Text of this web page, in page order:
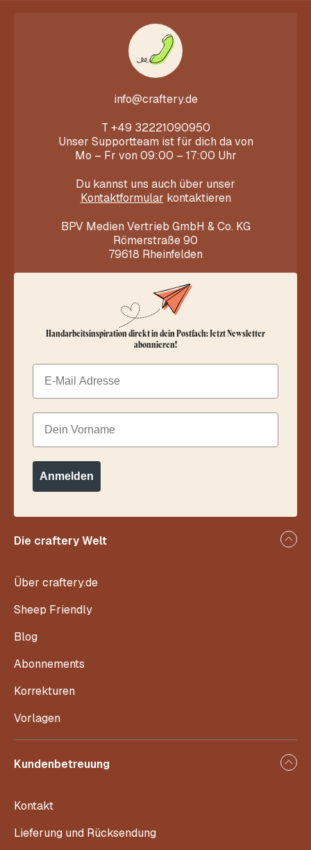
info@craftery.de
T +49 32221090950
Unser Supportteam ist für dich da von
Mo – Fr von 09:00 – 17:00 Uhr
Du kannst uns auch über unser
Kontaktformular kontaktieren
BPV Medien Vertrieb GmbH & Co. KG
Römerstraße 90
79618 Rheinfelden
Die craftery Welt
Über craftery.de
Sheep Friendly
Blog
Abonnements
Korrekturen
Vorlagen
Kundenbetreuung
Kontakt
Lieferung und Rücksendung
Handarbeitsinspiration direkt in dein Postfach: Jetzt Newsletter
abonnieren!
Email
Dein Vorname
Anmelden